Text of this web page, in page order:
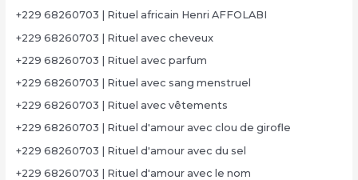
+229 68260703 | Rituel africain Henri AFFOLABI
+229 68260703 | Rituel avec cheveux
+229 68260703 | Rituel avec parfum
+229 68260703 | Rituel avec sang menstruel
+229 68260703 | Rituel avec vêtements
+229 68260703 | Rituel d'amour avec clou de girofle
+229 68260703 | Rituel d'amour avec du sel
+229 68260703 | Rituel d'amour avec le nom